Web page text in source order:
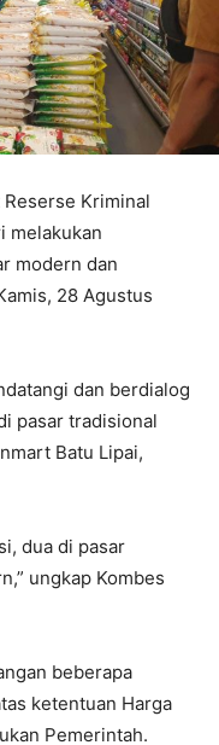
Kriminal
melakukan
modern dan
28 Agustus
dan berdialog
pasar tradisional
Batu Lipai,
dua di pasar
ungkap Kombes
beberapa
ketentuan Harga
Pemerintah.